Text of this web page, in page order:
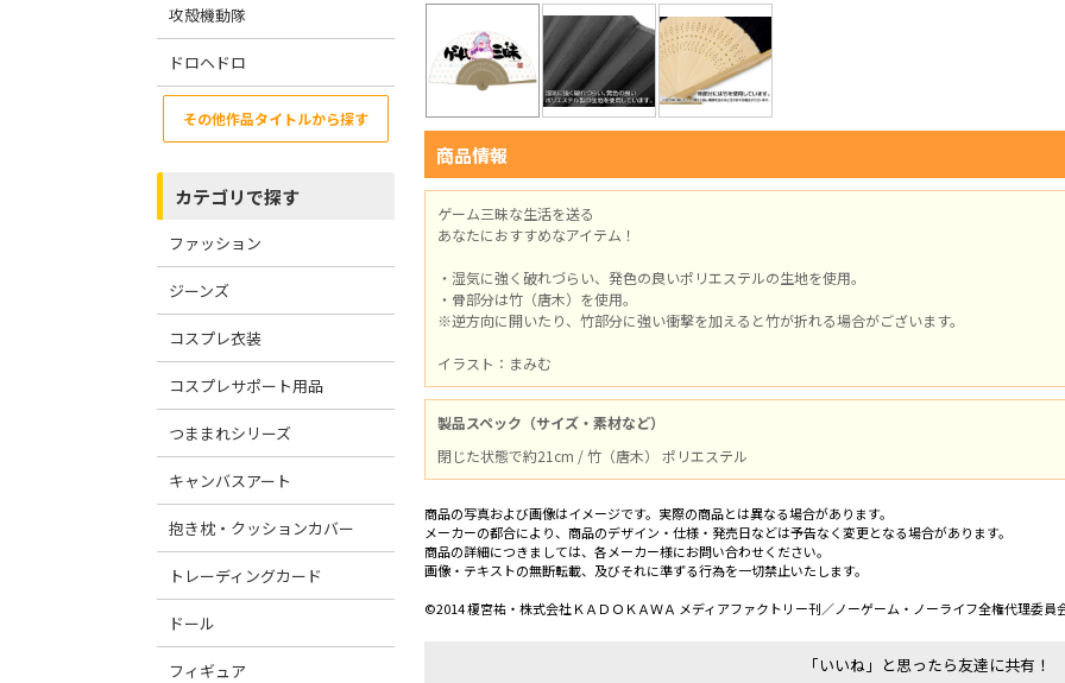
攻殻機動隊
ドロヘドロ
その他作品タイトルから探す
カテゴリで探す
ファッション
ジーンズ
コスプレ衣装
コスプレサポート用品
つままれシリーズ
キャンバスアート
抱き枕・クッションカバー
トレーディングカード
ドール
フィギュア
商品情報
ゲーム三昧な生活を送る
あなたにおすすめなアイテム！
・湿気に強く破れづらい、発色の良いポリエステルの生地を使用。
・骨部分は竹（唐木）を使用。
※逆方向に開いたり、竹部分に強い衝撃を加えると竹が折れる場合がございます。
イラスト：まみむ
製品スペック（サイズ・素材など）
閉じた状態で約21cm / 竹（唐木） ポリエステル
商品の写真および画像はイメージです。実際の商品とは異なる場合があります。
メーカーの都合により、商品のデザイン・仕様・発売日などは予告なく変更となる場合があります。
商品の詳細につきましては、各メーカー様にお問い合わせください。
画像・テキストの無断転載、及びそれに準ずる行為を一切禁止いたします。
©2014 榎宮祐・株式会社ＫＡＤＯＫＡＷＡ メディアファクトリー刊／ノーゲーム・ノーライフ全権代理委員
「いいね」と思ったら友達に共有！